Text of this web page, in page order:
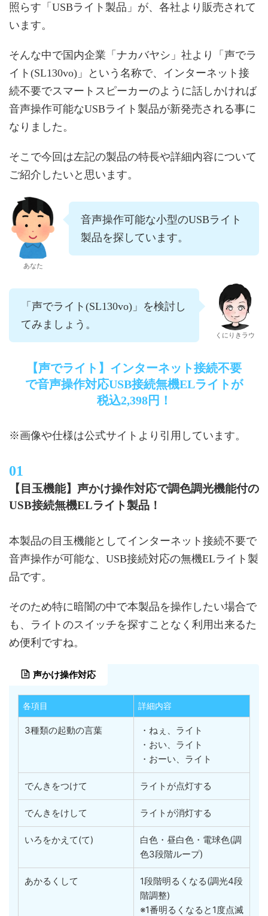
照らす「USBライト製品」が、各社より販売されて
います。
そんな中で国内企業「ナカバヤシ」社より「声でラ
イト(SL130vo)」という名称で、インターネット接
続不要でスマートスピーカーのように話しかければ
音声操作可能なUSBライト製品が新発売される事に
なりました。
そこで今回は左記の製品の特長や詳細内容について
ご紹介したいと思います。
あなた
音声操作可能な小型のUSBライト
製品を探しています。
「声でライト(SL130vo)」を検討し
てみましょう。
くにりきラウ
【声でライト】インターネット接続不要
で音声操作対応USB接続無機ELライトが
税込2,398円！
※画像や仕様は公式サイトより引用しています。
【目玉機能】声かけ操作対応で調色調光機能付の
USB接続無機ELライト製品！
本製品の目玉機能としてインターネット接続不要で
音声操作が可能な、USB接続対応の無機ELライト製
品です。
そのため特に暗闇の中で本製品を操作したい場合で
も、ライトのスイッチを探すことなく利用出来るた
め便利ですね。
声かけ操作対応
各項目 詳細内容
3種類の起動の言葉
・ねぇ、ライト
・おい、ライト
・おーい、ライト
でんきをつけて ライトが点灯する
でんきをけして ライトが消灯する
いろをかえて(て)
白色・昼白色・電球色(調
色3段階ループ)
あかるくして
1段階明るくなる(調光4段
階調整)
※1番明るくなると1度点滅